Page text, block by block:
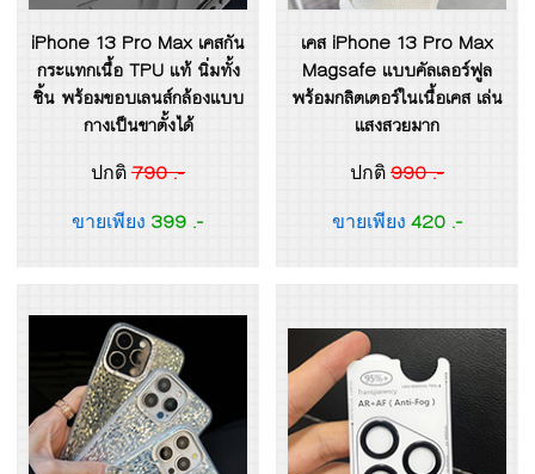
iPhone 13 Pro Max เคสกัน
กระแทกเนื้อ TPU แท้ นิ่มทั้ง
ชิ้น พร้อมขอบเลนส์กล้องแบบ
กางเป็นขาตั้งได้
ปกติ 790 .-
ขายเพียง 399 .-
เคส iPhone 13 Pro Max
Magsafe แบบคัลเลอร์ฟูล
พร้อมกลิตเตอร์ในเนื้อเคส เล่น
แสงสวยมาก
ปกติ 990 .-
ขายเพียง 420 .-